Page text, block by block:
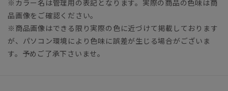
※カラー名は管理用の表記となります。実際の商品の色味は商
品画像をご確認ください。
※商品画像はできる限り実際の色に近づけて掲載しております
が、パソコン環境により色味に誤差が生じる場合がございま
す。予めご了承下さいませ。